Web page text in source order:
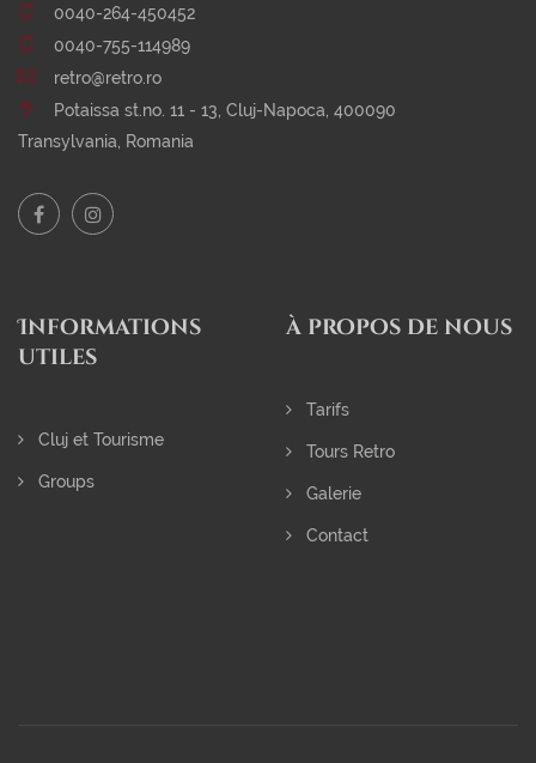
0040-264-450452
0040-755-114989
retro@retro.ro
Potaissa st.no. 11 - 13, Cluj-Napoca, 400090
Transylvania, Romania
Informations
utiles
Cluj et Tourisme
Groups
à propos de nous
Tarifs
Tours Retro
Galerie
Contact